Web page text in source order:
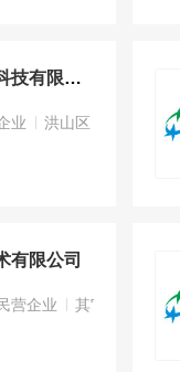
优录客（湖北）教育科技有限公司
业 洪山区
有限公司
营企业 其它区